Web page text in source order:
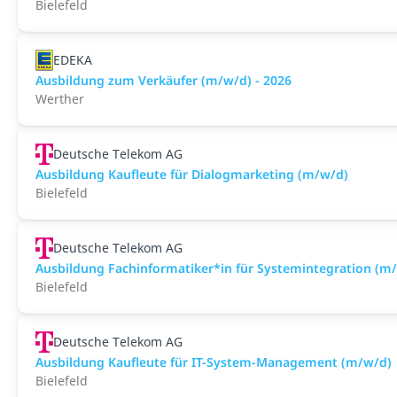
Bielefeld
EDEKA
Ausbildung zum Verkäufer (m/w/d) - 2026
Werther
Deutsche Telekom AG
Ausbildung Kaufleute für Dialogmarketing (m/w/d)
Bielefeld
Deutsche Telekom AG
Ausbildung Fachinformatiker*in für Systemintegration
Bielefeld
Deutsche Telekom AG
Ausbildung Kaufleute für IT-System-Management (m/w/d)
Bielefeld